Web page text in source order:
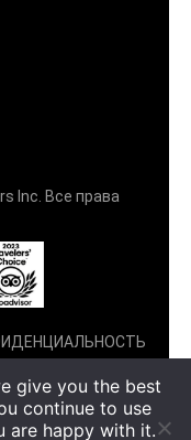
Inc. Все права
give you the best
continue to use
are happy with it.